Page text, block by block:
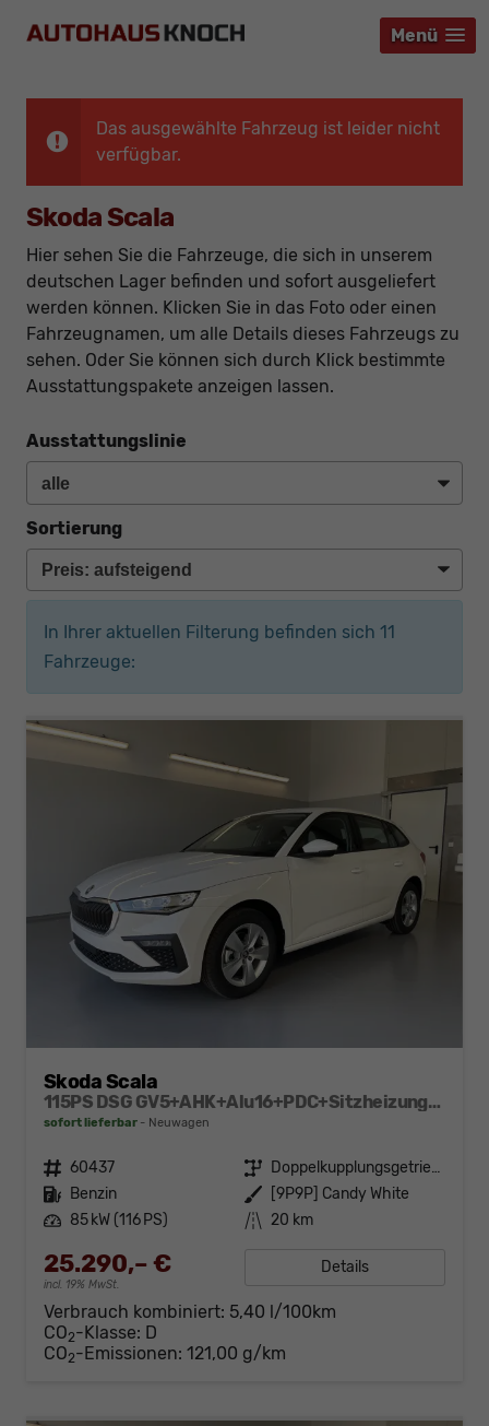
Menü
Menü
Menü
Das ausgewählte Fahrzeug ist leider nicht
verfügbar.
Skoda Scala
Hier sehen Sie die Fahrzeuge, die sich in unserem
deutschen Lager befinden und sofort ausgeliefert
werden können. Klicken Sie in das Foto oder einen
Fahrzeugnamen, um alle Details dieses Fahrzeugs zu
sehen. Oder Sie können sich durch Klick bestimmte
Ausstattungspakete anzeigen lassen.
Ausstattungslinie
Sortierung
In Ihrer aktuellen Filterung befinden sich 11
Fahrzeuge:
Skoda Scala
115PS DSG GV5+AHK+Alu16+PDC+Sitzheizung+App-Connect
sofort lieferbar Neuwagen
Fahrzeugnr. 60437 Getriebe
Doppelkupplungsgetriebe (DSG)
Kraftstoff Benzin Außenfarbe
[9P9P] Candy White
Leistung 85 kW (116 PS) Kilometerstand 20 km
25.290,– €
incl. 19% MwSt.
Details
Verbrauch kombiniert: 5,40 l/100km
CO2-Klasse: D
CO2-Emissionen: 121,00 g/km